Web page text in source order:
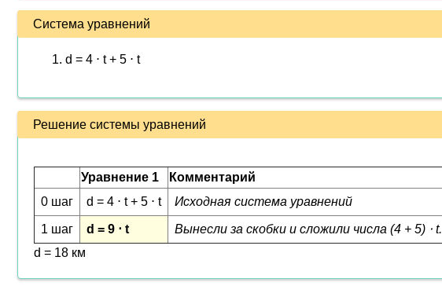
Система уравнений
d = 4 ⋅ t + 5 ⋅ t
Решение системы уравнений
Уравнение 1
Комментарий
0 шаг
d = 4 ⋅ t + 5 ⋅ t Исходная система уравнений
1 шаг d = 9 ⋅ t
Вынесли за скобки и сложили числа (4 + 5) ⋅ t.
d = 18 км